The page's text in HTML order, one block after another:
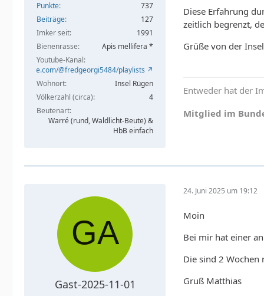
Punkte
737
Beiträge
127
Imker seit
1991
Bienenrasse
Apis mellifera *
Youtube-Kanal
@fredgeorgi5484/playlists
Wohnort
Insel Rügen
Völkerzahl (circa)
4
Beutenart
Warré (rund, Waldlicht-Beute) &
HbB einfach
Diese Erfahrung
zeitlich begrenzt,
Grüße von der
Entweder hat der
Mitglied im
Gast-2025-11-01
24. Juni 2025 um 19:12
Moin
Bei mir hat einer
Die sind 2 Wochen
Gruß Matthias